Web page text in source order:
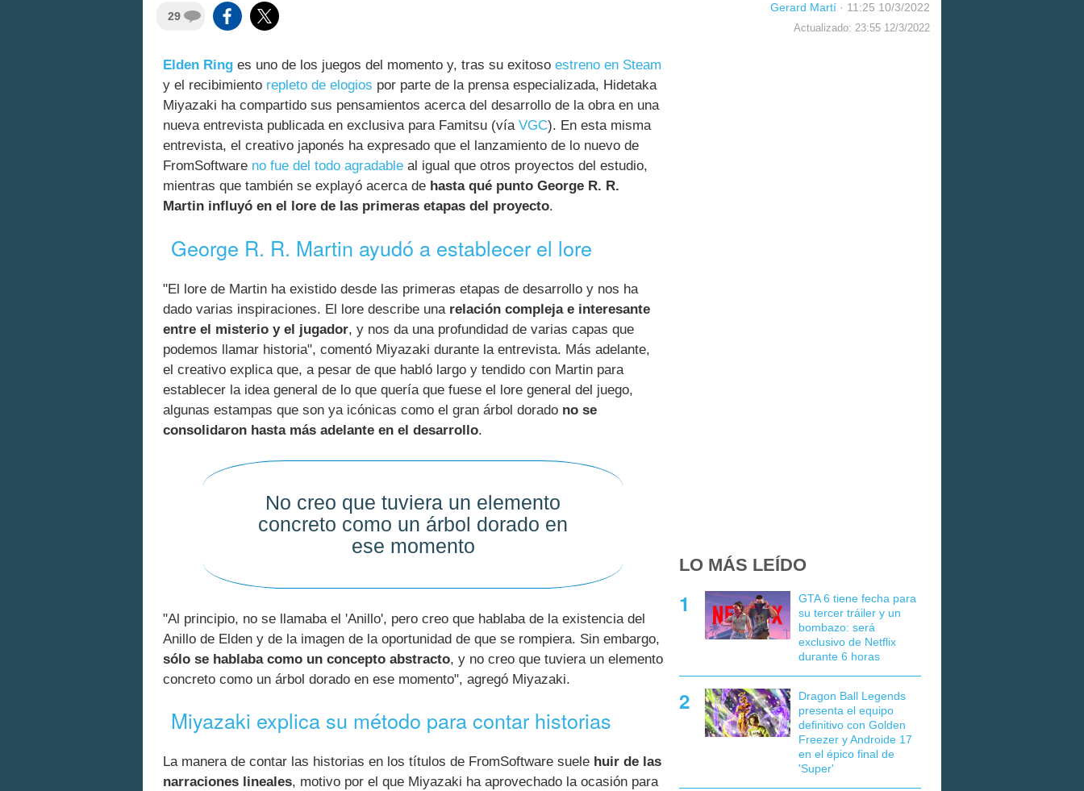
29
Gerard Martí · 11:25 10/3/2022
Actualizado: 23:55 12/3/2022
Elden Ring es uno de los juegos del momento y, tras su exitoso estreno en Steam
y el recibimiento repleto de elogios por parte de la prensa especializada, Hidetaka
Miyazaki ha compartido sus pensamientos acerca del desarrollo de la obra en una
nueva entrevista publicada en exclusiva para Famitsu (vía VGC). En esta misma
entrevista, el creativo japonés ha expresado que el lanzamiento de lo nuevo de
FromSoftware no fue del todo agradable al igual que otros proyectos del estudio,
mientras que también se explayó acerca de hasta qué punto George R. R.
Martin influyó en el lore de las primeras etapas del proyecto.
George R. R. Martin ayudó a establecer el lore
"El lore de Martin ha existido desde las primeras etapas de desarrollo y nos ha
dado varias inspiraciones. El lore describe una relación compleja e interesante
entre el misterio y el jugador, y nos da una profundidad de varias capas que
podemos llamar historia", comentó Miyazaki durante la entrevista. Más adelante,
el creativo explica que, a pesar de que habló largo y tendido con Martin para
establecer la idea general de lo que quería que fuese el lore general del juego,
algunas estampas que son ya icónicas como el gran árbol dorado no se
consolidaron hasta más adelante en el desarrollo.
No creo que tuviera un elemento
concreto como un árbol dorado en
ese momento
"Al principio, no se llamaba el 'Anillo', pero creo que hablaba de la existencia del
Anillo de Elden y de la imagen de la oportunidad de que se rompiera. Sin embargo,
sólo se hablaba como un concepto abstracto, y no creo que tuviera un elemento
concreto como un árbol dorado en ese momento", agregó Miyazaki.
Miyazaki explica su método para contar historias
La manera de contar las historias en los títulos de FromSoftware suele huir de las
narraciones lineales, motivo por el que Miyazaki ha aprovechado la ocasión para
LO MÁS LEÍDO
GTA 6 tiene fecha para
su tercer tráiler y un
bombazo: será
exclusivo de Netflix
durante 6 horas
Dragon Ball Legends
presenta el equipo
definitivo con Golden
Freezer y Androide 17
en el épico final de
'Super'